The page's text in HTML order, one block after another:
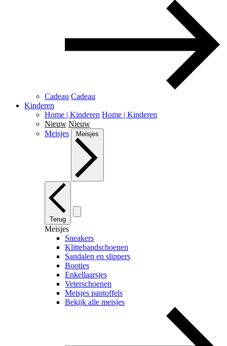
Cadeau Cadeau
Kinderen
Home | Kinderen Home | Kinderen
Nieuw Nieuw
Meisjes
Meisjes
Terug
Meisjes
Sneakers
Klittebandschoenen
Sandalen en slippers
Booties
Enkellaarsjes
Veterschoenen
Meisjes pantoffels
Bekijk alle meisjes